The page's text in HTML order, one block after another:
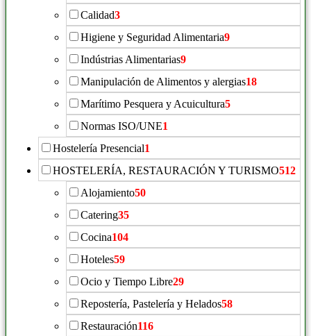
Calidad3
Higiene y Seguridad Alimentaria9
Indústrias Alimentarias9
Manipulación de Alimentos y alergias18
Marítimo Pesquera y Acuicultura5
Normas ISO/UNE1
Hostelería Presencial1
HOSTELERÍA, RESTAURACIÓN Y TURISMO512
Alojamiento50
Catering35
Cocina104
Hoteles59
Ocio y Tiempo Libre29
Repostería, Pastelería y Helados58
Restauración116